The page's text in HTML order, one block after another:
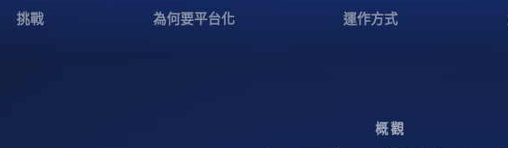
挑戰 為何要平台化 運作方式
概觀